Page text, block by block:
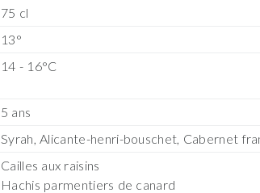
75 cl
13°
14 - 16°C
5 ans
Syrah, Alicante-henri-bouschet, Cabernet
Cailles aux raisins
Hachis parmentiers de canard